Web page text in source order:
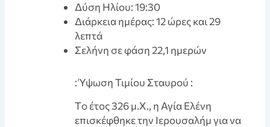
Δύση Ηλίου: 19:30
Διάρκεια ημέρας: 12 ώρες και 29
λεπτά
Σελήνη σε φάση 22,1 ημερών
: Ύψωση Τιμίου Σταυρού :
Tο έτος 326 μ.Χ., η Αγία Ελένη
επισκέφθηκε την Ιερουσαλήμ για να